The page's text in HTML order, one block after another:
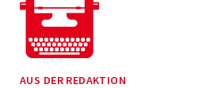
AUS DER REDAKTION